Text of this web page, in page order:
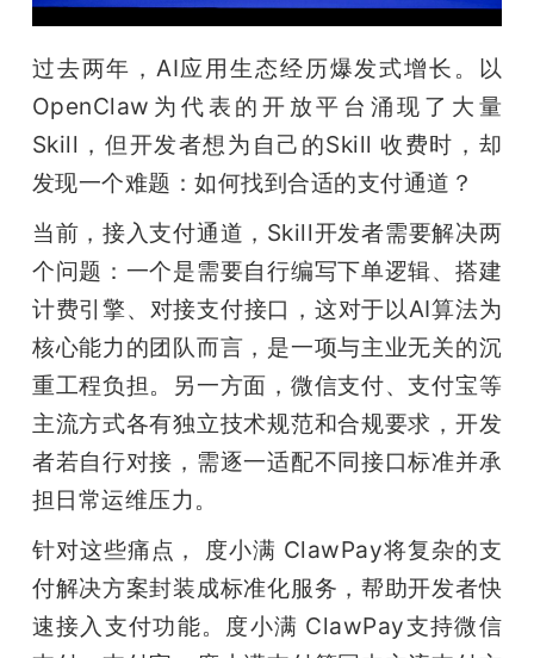
专
题
爱
机
过去两年，AI应用生态经历爆发式增长。以
OpenClaw为代表的开放平台涌现了大量
Skill，但开发者想为自己的Skill 收费时，却
发现一个难题：如何找到合适的支付通道？
当前，接入支付通道，Skill开发者需要解决两
个问题：一个是需要自行编写下单逻辑、搭建
计费引擎、对接支付接口，这对于以AI算法为
核心能力的团队而言，是一项与主业无关的沉
重工程负担。另一方面，微信支付、支付宝等
主流方式各有独立技术规范和合规要求，开发
者若自行对接，需逐一适配不同接口标准并承
担日常运维压力。
针对这些痛点， 度小满 ClawPay将复杂的支
付解决方案封装成标准化服务，帮助开发者快
速接入支付功能。度小满 ClawPay支持微信